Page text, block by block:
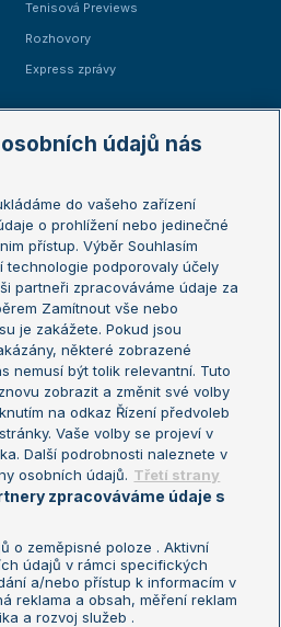
Tenisová Previews
Rozhovory
Express zprávy
Australian Open
French Open
Wimbledon
US Open
Turnaj mistrů
Turnaj mistryň
Nastavení soukromí
Reklama
údajů nás
do vašeho zařízení
o prohlížení nebo jedinečné
přístup. Výběr Souhlasím
technologie podporovaly účely
partneři zpracováváme údaje za
Zamítnout vše nebo
je zakážete. Pokud jsou
některé zobrazené
nemusí být tolik relevantní. Tuto
zobrazit a změnit své volby
na odkaz Řízení předvoleb
Vaše volby se projeví v
Další podrobnosti naleznete v
osobních údajů. Třetí strany
zpracováváme údaje s
o zeměpisné poloze . Aktivní
údajů v rámci specifických
a/nebo přístup k informacím v
reklama a obsah, měření reklam
a rozvoj služeb .